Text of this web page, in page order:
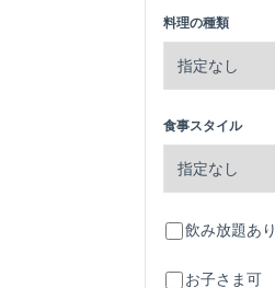
料理の種類
食事スタイル
飲み放題あり
お子さま可